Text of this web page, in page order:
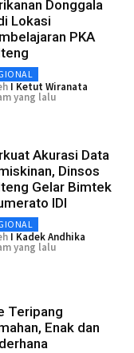
Donggala
Lokasi
PKA
I Ketut Wiranata
yang lalu
Akurasi Data
Dinsos
Gelar Bimtek
IDI
I Kadek Andhika
yang lalu
Teripang
Enak dan